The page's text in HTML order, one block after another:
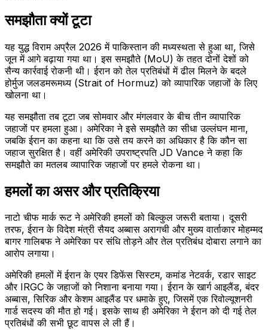
समझौता क्यों टूटा
यह युद्ध विराम अप्रैल 2026 में पाकिस्तान की मध्यस्थता से हुआ था, जिसे
जून में आगे बढ़ाया गया था। इस समझौते (MoU) के तहत दोनों देशों को
सैन्य कार्रवाई रोकनी थी। ईरान को तेल प्रतिबंधों में ढील मिलने के बदले
होर्मुज जलडमरूमध्य (Strait of Hormuz) को व्यापारिक जहाजों के लिए
खोलना था।
यह समझौता तब टूटा जब सोमवार और मंगलवार के बीच तीन व्यापारिक
जहाजों पर हमला हुआ। अमेरिका ने इसे समझौते का सीधा उल्लंघन माना,
जबकि ईरान का कहना था कि उसे तय करने का अधिकार है कि कौन सा
जहाज सुरक्षित है। वहीं अमेरिकी उपराष्ट्रपति JD Vance ने कहा कि
समझौते का मतलब व्यापारिक जहाजों पर हमले रोकना था।
हमलों का असर और प्रतिक्रिया
नाटो चीफ मार्क रूट ने अमेरिकी हमलों को बिल्कुल जरूरी बताया। दूसरी
तरफ, ईरान के विदेश मंत्री सैयद अब्बास अरागची और मुख्य वार्ताकार मोहम्मद
बागर गालिबफ ने अमेरिका पर संधि तोड़ने और तेल प्रतिबंध दोबारा लगाने का
आरोप लगाया।
अमेरिकी हमलों में ईरान के एयर डिफेंस सिस्टम, कमांड नेटवर्क, रडार साइट
और IRGC के जहाजों को निशाना बनाया गया। ईरान के खार्ग आइलैंड, बंदर
अब्बास, सिरिक और केशम आइलैंड पर धमाके हुए, जिसमें एक रिवोल्यूशनरी
गार्ड सदस्य की मौत हो गई। इसके साथ ही अमेरिका ने ईरान को दी गई तेल
प्रतिबंधों की सभी छूट वापस ले ली हैं।